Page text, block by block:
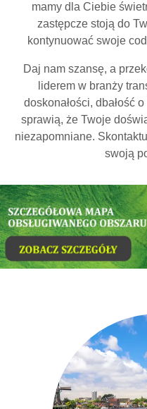
mamy dla Ciebie
zastępcze stoją do
kontynuować swoje
Daj nam szansę, a
liderem w branży
doskonałości, dbałość
sprawią, że Twoje
niezapomniane.
swoją